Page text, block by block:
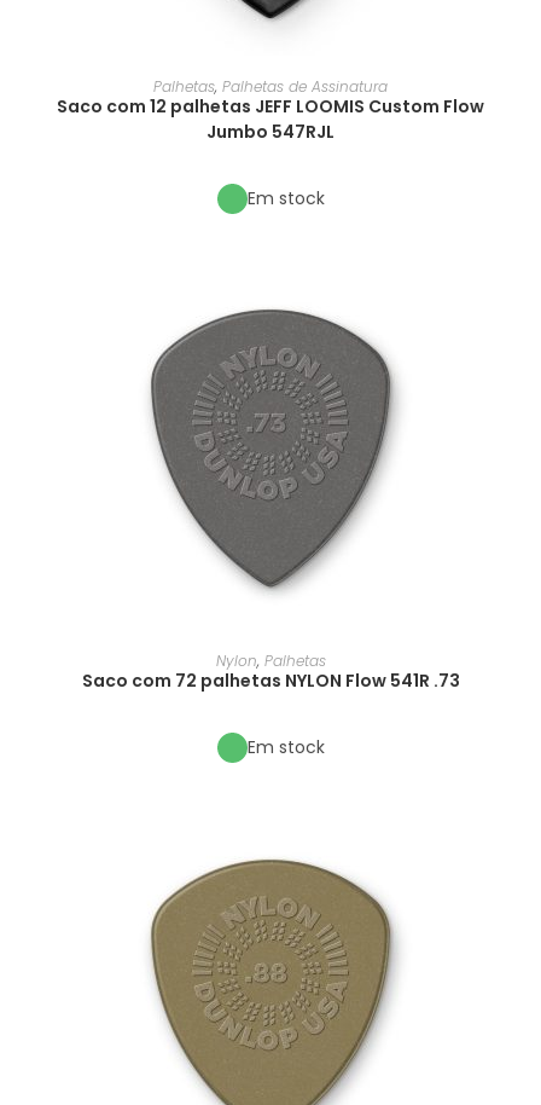
Palhetas, Palhetas de Assinatura
Saco com 12 palhetas JEFF LOOMIS Custom Flow
Jumbo 547RJL
Em stock
Nylon, Palhetas
Saco com 72 palhetas NYLON Flow 541R .73
Em stock